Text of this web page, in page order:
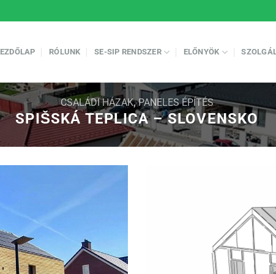
RÓLUNK SE-SIP RENDSZER ELŐNYÖK
CSALÁDI HÁZAK,PANELES ÉPÍTÉS
SPIŠSKÁ TEPLICA – SLOVENSKO